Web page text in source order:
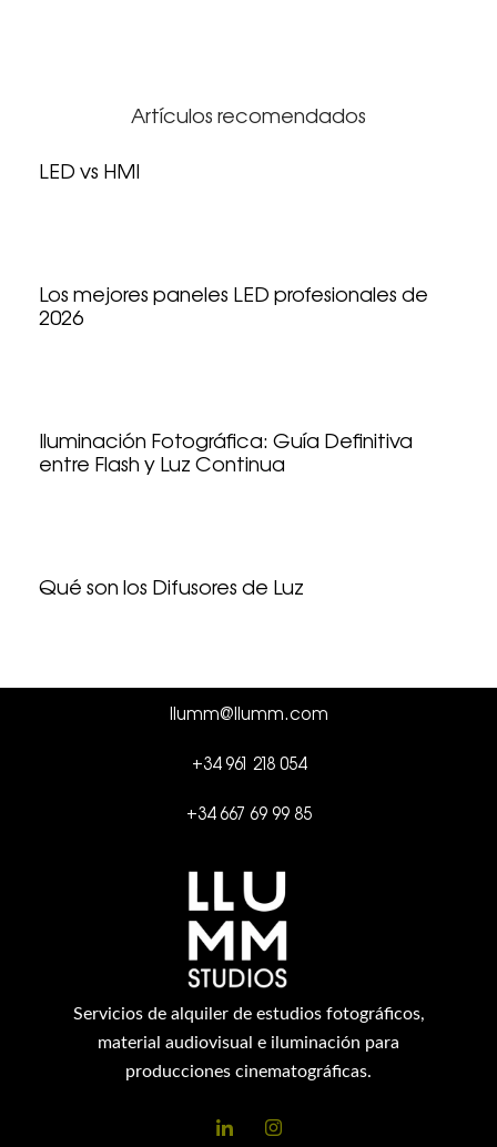
Artículos recomendados
LED vs HMI
Los mejores paneles LED profesionales de
2026
Iluminación Fotográfica: Guía Definitiva
entre Flash y Luz Continua
Qué son los Difusores de Luz
llumm@llumm.com
+34 961 218 054
+34 667 69 99 85
Servicios de alquiler de estudios fotográficos,
material audiovisual e iluminación para
producciones cinematográficas.